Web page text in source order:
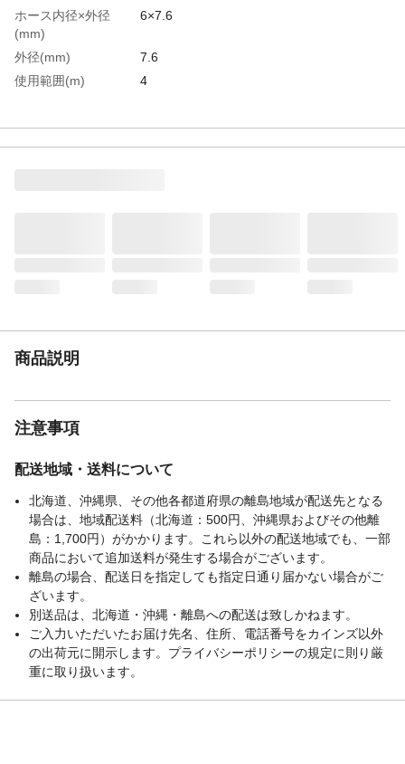
ホース内径×外径
(mm)
6×7.6
外径(mm)
7.6
使用範囲(m)
4
色
オレンジ
全長(mm)
305
商品説明
注意事項
配送地域・送料について
北海道、沖縄県、その他各都道府県の離島地域が配送先となる
場合は、地域配送料（北海道：500円、沖縄県およびその他離
島：1,700円）がかかります。これら以外の配送地域でも、一部
商品において追加送料が発生する場合がございます。
離島の場合、配送日を指定しても指定日通り届かない場合がご
ざいます。
別送品は、北海道・沖縄・離島への配送は致しかねます。
ご入力いただいたお届け先名、住所、電話番号をカインズ以外
の出荷元に開示します。プライバシーポリシーの規定に則り厳
重に取り扱います。